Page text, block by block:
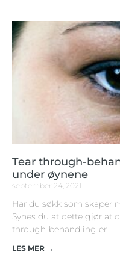
Tear through-
under øynene
september 24, 2021
Har du søkk som skaper
Synes du at dette gjør at
through-behandling er
LES MER →